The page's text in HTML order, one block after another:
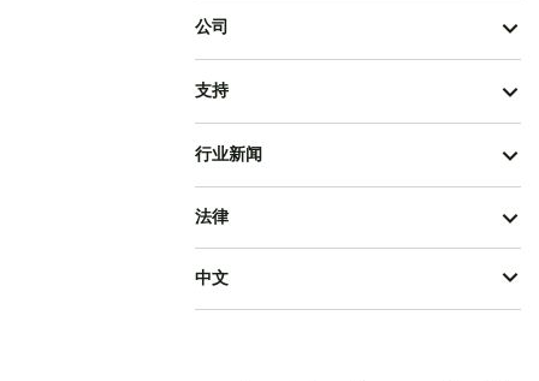
公司
支持
行业新闻
法律
中文